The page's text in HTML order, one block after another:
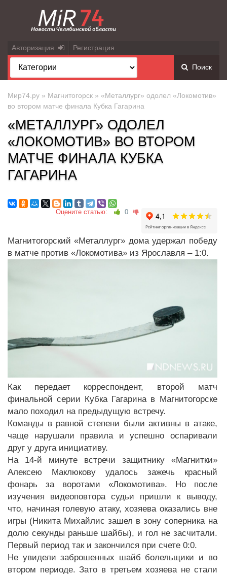
Авторизация Регистрация
Поиск
Мир74.ру » Магнитогорск » «Металлург» одолел «Локомотив»
во втором матче финала Кубка Гагарина
«МЕТАЛЛУРГ» ОДОЛЕЛ
«ЛОКОМОТИВ» ВО ВТОРОМ
МАТЧЕ ФИНАЛА КУБКА
ГАГАРИНА
Оцените статью: 0
Магнитогорский «Металлург» дома удержал победу
в матче против «Локомотива» из Ярославля – 1:0.
Как передает корреспондент, второй матч
финальной серии Кубка Гагарина в Магнитогорске
мало походил на предыдущую встречу.
Команды в равной степени были активны в атаке,
чаще нарушали правила и успешно оспаривали
друг у друга инициативу.
На 14-й минуте встречи защитнику «Магнитки»
Алексею Маклюкову удалось зажечь красный
фонарь за воротами «Локомотива». Но после
изучения видеоповтора судьи пришли к выводу,
что, начиная голевую атаку, хозяева оказались вне
игры (Никита Михайлис зашел в зону соперника на
долю секунды раньше шайбы), и гол не засчитали.
Первый период так и закончился при счете 0:0.
Не увидели заброшенных шайб болельщики и во
втором периоде. Зато в третьем хозяева не стали